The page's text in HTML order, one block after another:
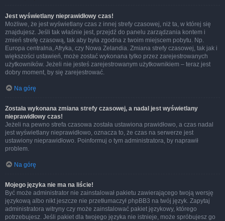
Jest wyświetlany nieprawidłowy czas!
Możliwe, że jest wyświetlany czas z innej strefy czasowej, niż ta, w której się
znajdujesz. Jeśli tak właśnie jest, przejdź do panelu zarządzania kontem i
zmień strefę czasową, tak aby była zgodna z twoim miejscem pobytu. Np.
Europa centralna, Afryka, czy Nowa Zelandia. Zmiana strefy czasowej, tak jak i
większości ustawień, może zostać wykonana tylko przez zarejestrowanych
użytkowników. Jeżeli nie jesteś zarejestrowanym użytkownikiem – teraz jest
dobry moment, by się zarejestrować.
Na górę
Została wykonana zmiana strefy czasowej, a nadal jest wyświetlany
nieprawidłowy czas!
Jeżeli na pewno strefa czasowa została ustawiona prawidłowo, a czas nadal
jest wyświetlany nieprawidłowo, oznacza to, że czas na serwerze jest
ustawiony nieprawidłowo. Poinformuj o tym administratora, by naprawił
problem.
Na górę
Mojego języka nie ma na liście!
Być może administrator nie zainstalował pakietu zawierającego twoją wersję
językową albo nikt jeszcze nie przetłumaczył phpBB3 na twój język. Zapytaj
administratora witryny czy może zainstalować pakiet językowy, którego
potrzebujesz. Jeśli pakiet dla twojego języka nie istnieje, może spróbujesz go